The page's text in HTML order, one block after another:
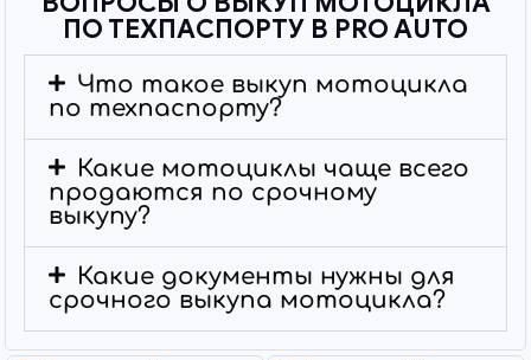
ПО ТЕХПАСПОРТУ В PRO AUTO
Что такое выкуп мотоцикла
по техпаспорту?
Какие мотоциклы чаще всего
продаются по срочному
выкупу?
Какие документы нужны для
срочного выкупа мотоцикла?